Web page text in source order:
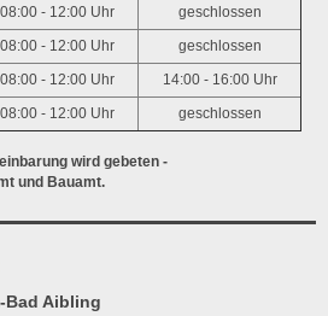
08:00 - 12:00 Uhr geschlossen
08:00 - 12:00 Uhr geschlossen
08:00 - 12:00 Uhr 14:00 - 16:00 Uhr
08:00 - 12:00 Uhr geschlossen
wird gebeten -
und Bauamt.
Bad Aibling